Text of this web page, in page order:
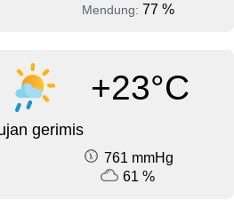
Mendung: 77 %
+23°C
gerimis
761 mmHg
61 %